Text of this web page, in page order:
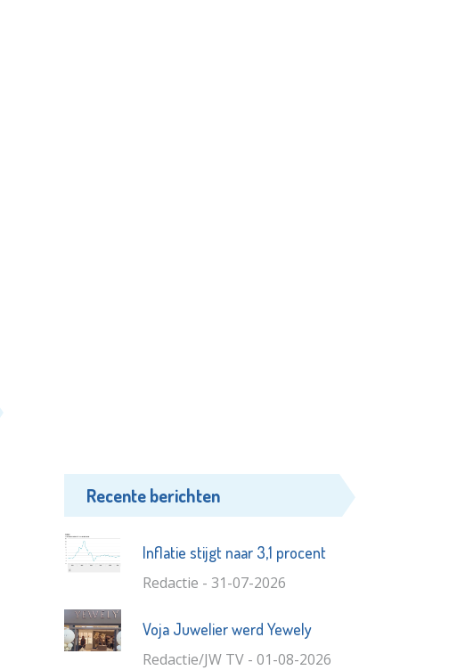
Recente berichten
Inflatie stijgt naar 3,1 procent
Redactie - 31-07-2026
Voja Juwelier werd Yewely
Redactie/JW TV - 01-08-2026